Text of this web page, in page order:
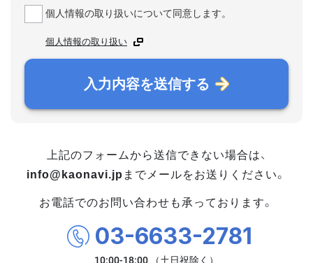
個人情報の取り扱いについて同意します。
個人情報の取り扱い
入力内容を送信する
上記のフォームから送信できない場合は、
info@kaonavi.jp までメールをお送りください。
お電話でのお問い合わせも承っております。
03-6633-2781